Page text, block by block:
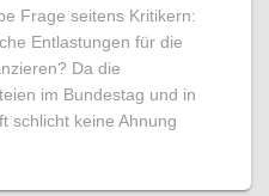
Frage seitens Kritikern:
Entlastungen für die
Da die
im Bundestag und in
schlicht keine Ahnung